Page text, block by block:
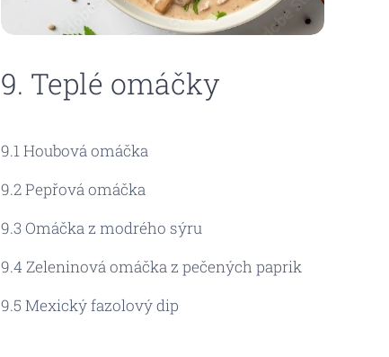
9. Teplé omáčky
9.1 Houbová omáčka
9.2 Pepřová omáčka
9.3 Omáčka z modrého sýru
9.4 Zeleninová omáčka z pečených paprik
9.5 Mexický fazolový dip